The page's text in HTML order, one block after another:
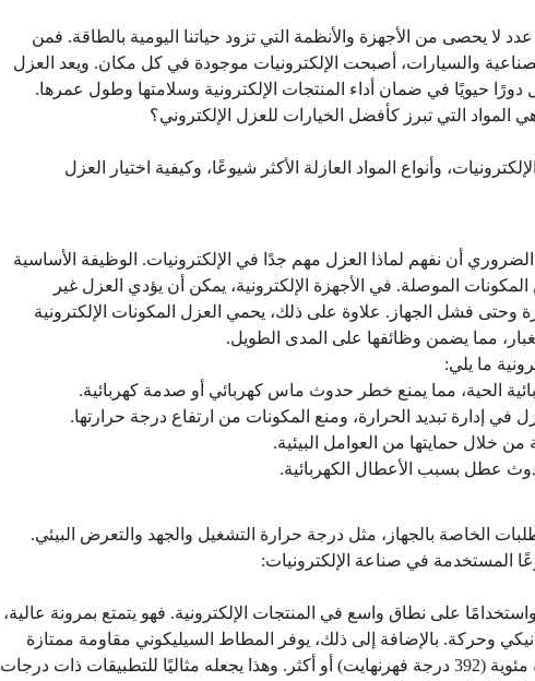
لا يحصى من الأجهزة والأنظمة التي تزود حياتنا اليومية بالطاقة. فمن
الصناعية والسيارات، أصبحت الإلكترونيات موجودة في كل مكان. ويعد العزل
حيويًا في ضمان أداء المنتجات الإلكترونية وسلامتها وطول عمرها.
المواد التي تبرز كأفضل الخيارات للعزل الإلكتروني؟
وأنواع المواد العازلة الأكثر شيوعًا، وكيفية اختيار العزل
أن نفهم لماذا العزل مهم جدًا في الإلكترونيات. الوظيفة الأساسية
الموصلة. في الأجهزة الإلكترونية، يمكن أن يؤدي العزل غير
فشل الجهاز. علاوة على ذلك، يحمي العزل المكونات الإلكترونية
مما يضمن وظائفها على المدى الطويل.
ما يلي:
الحية، مما يمنع خطر حدوث ماس كهربائي أو صدمة كهربائية.
في إدارة تبديد الحرارة، ومنع المكونات من ارتفاع درجة حرارتها.
خلال حمايتها من العوامل البيئية.
عطل بسبب الأعطال الكهربائية.
الخاصة بالجهاز، مثل درجة حرارة التشغيل والجهد والتعرض البيئي.
المستخدمة في صناعة الإلكترونيات:
على نطاق واسع في المنتجات الإلكترونية. فهو يتمتع بمرونة عالية،
وحركة. بالإضافة إلى ذلك، يوفر المطاط السيليكوني مقاومة ممتازة
للحرارة، حيث يتحمل درجات حرارة تصل إلى 200 درجة مئوية (392 درجة فهرنهايت) أو أكثر. وهذا يجعله مثاليًا للتطبيقات ذات درجات